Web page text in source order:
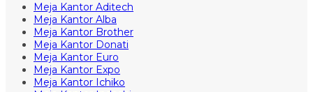
Meja Kantor Aditech
Meja Kantor Alba
Meja Kantor Brother
Meja Kantor Donati
Meja Kantor Euro
Meja Kantor Expo
Meja Kantor Ichiko